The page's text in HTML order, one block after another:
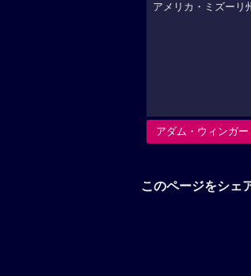
アメリカ・ミズーリ
アダム・ウィンガ
このページをシェ